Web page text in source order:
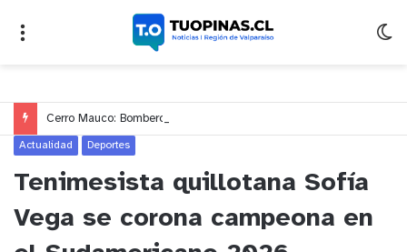
Actualidad Deportes
Tenimesista quillotana Sofía
Vega se corona campeona en